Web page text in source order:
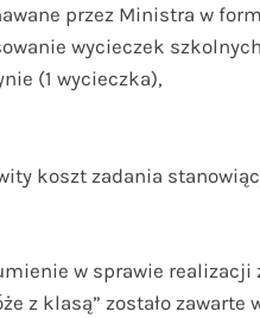
przez Ministra w
wycieczek
(1 wycieczka),
koszt zadania
w sprawie
z klasą” zostało zawarte